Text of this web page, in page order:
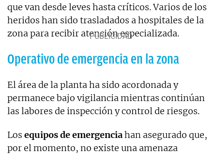
que van desde leves hasta críticos. Varios de los
heridos han sido trasladados a hospitales de la
zona para recibir atención especializada.
Operativo de emergencia en la zona
El área de la planta ha sido acordonada y
permanece bajo vigilancia mientras continúan
las labores de inspección y control de riesgos.
Los equipos de emergenciahan asegurado que,
por el momento, no existe una amenaza